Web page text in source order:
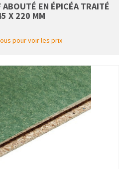
EN ÉPICÉA TRAITÉ
X 220 MM
pour voir les prix